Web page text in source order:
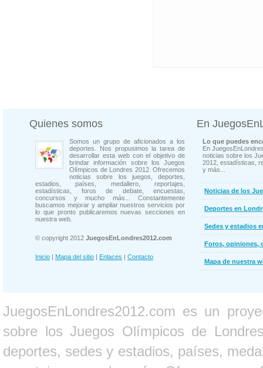
Quienes somos
Somos un grupo de aficionados a los
deportes. Nos propusimos la tarea de
desarrollar esta web con el objetivo de
brindar información sobre los Juegos
Olímpicos de Londres 2012. Ofrecemos
noticias sobre los juegos, deportes,
estadios, países, medallero, reportajes,
estadísticas, foros de debate, encuestas,
concursos y mucho más... Constantemente
buscamos mejorar y ampliar nuestros servicios por
lo que pronto publicaremos nuevas secciones en
nuestra web.
© copyright 2012 JuegosEnLondres2012.com
Inicio | Mapa del sitio | Enlaces | Contacto
En
Lo que puedes
En
noticias sobre los
2012, estadísticas,
y más...
Noticias de los
Deportes en
Sedes y estadios
Foros, opiniones,
Mapa de nuestra
JuegosEnLondres2012.com es un
sobre los Juegos Olímpicos de
deportes, sedes y estadios, países,